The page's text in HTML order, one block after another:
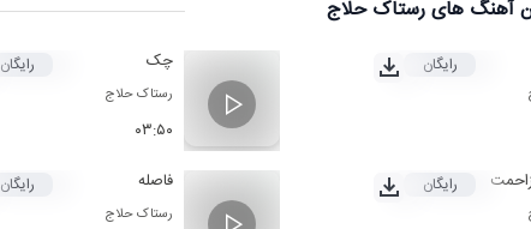
آهنگ های رستاک حلاج
رایگان چک
رستاک حلاج
۰۳:۵۰
رایگان
رایگان فاصله
رستاک حلاج
رایگان